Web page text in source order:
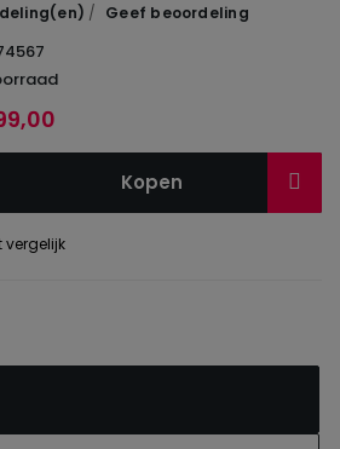
/ Geef beoordeling
Kopen
vergelijk